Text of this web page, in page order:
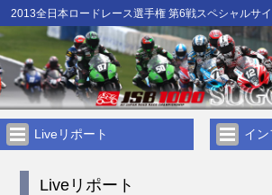
2013全日本ロードレース選手権 第6戦スペシャルサイ
Liveリポート イ
Liveリポート